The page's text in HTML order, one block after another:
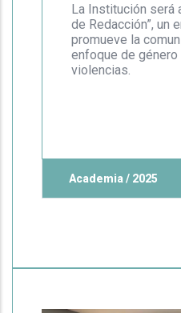
La Institución será
de Redacción”, un
promueve la
enfoque de
violencias.
Academia / 2025